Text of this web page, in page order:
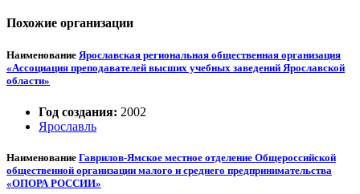
Похожие организации
Наименование Ярославская региональная общественная организация
«Ассоциация преподавателей высших учебных заведений Ярославской
области»
Год создания: 2002
Ярославль
Наименование Гаврилов-Ямское местное отделение Общероссийской
общественной организации малого и среднего предпринимательства
«ОПОРА РОССИИ»